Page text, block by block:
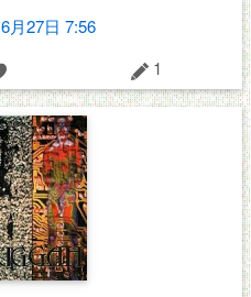
6月27日 7:56
1